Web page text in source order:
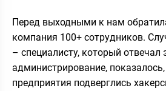
Перед выходными к нам
компания 100+ сотрудников.
– специалисту, который отвечал
администрирование,
предприятия подверглись